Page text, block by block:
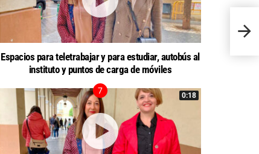
Espacios para teletrabajar y para estudiar, autobús al
instituto y puntos de carga de móviles
0:18